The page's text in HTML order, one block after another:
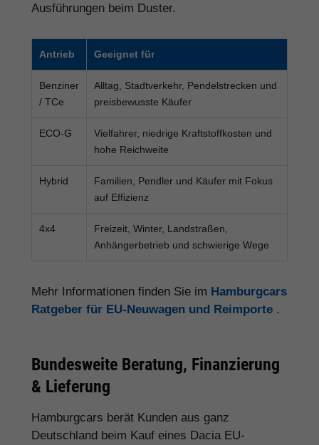
Ausführungen beim Duster.
Antrieb Geeignet für
Benziner
/ TCe
Alltag, Stadtverkehr, Pendelstrecken und
preisbewusste Käufer
ECO-G
Vielfahrer, niedrige Kraftstoffkosten und
hohe Reichweite
Hybrid
Familien, Pendler und Käufer mit Fokus
auf Effizienz
4x4
Freizeit, Winter, Landstraßen,
Anhängerbetrieb und schwierige Wege
Mehr Informationen finden Sie im Hamburgcars
Ratgeber für EU-Neuwagen und Reimporte .
Bundesweite Beratung, Finanzierung
& Lieferung
Hamburgcars berät Kunden aus ganz
Deutschland beim Kauf eines Dacia EU-